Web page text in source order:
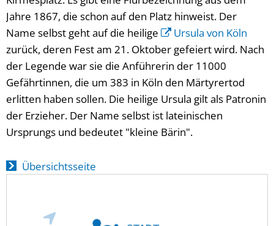
Jahre 1867, die schon auf den Platz hinweist. Der
Name selbst geht auf die heilige
Ursula von Köln
zurück, deren Fest am 21. Oktober gefeiert wird. Nach
der Legende war sie die Anführerin der 11000
Gefährtinnen, die um 383 in Köln den Märtyrertod
erlitten haben sollen. Die heilige Ursula gilt als Patronin
der Erzieher. Der Name selbst ist lateinischen
Ursprungs und bedeutet "kleine Bärin".
Übersichtsseite